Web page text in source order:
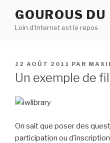
contenu
GOUROUS DU
Loin d’Internet est le repos
PUBLIÉ
LE
12 AOÛT 2011 PAR
Un exemple de
On sait que poser des
participation ou